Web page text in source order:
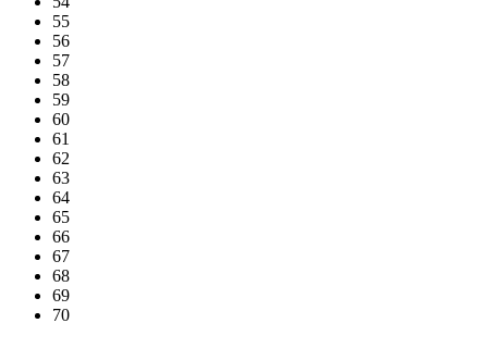
55
56
57
58
59
60
61
62
63
64
65
66
67
68
69
70